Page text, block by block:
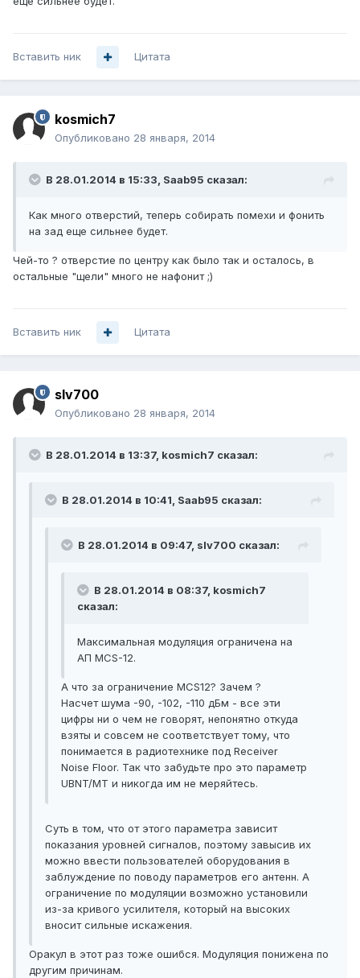
Вставить ник Цитата
kosmich7
Опубликовано 28 января, 2014
В 28.01.2014 в 15:33, Saab95 сказал:
Как много отверстий, теперь собирать помехи и фонить
на зад еще сильнее будет.
Чей-то ? отверстие по центру как было так и осталось, в
остальные "щели" много не нафонит ;)
Вставить ник Цитата
slv700
Опубликовано 28 января, 2014
В 28.01.2014 в 13:37, kosmich7 сказал:
В 28.01.2014 в 10:41, Saab95 сказал:
В 28.01.2014 в 09:47, slv700 сказал:
В 28.01.2014 в 08:37, kosmich7
сказал:
Максимальная модуляция ограничена на
АП MCS-12.
А что за ограничение MCS12? Зачем ?
Насчет шума -90, -102, -110 дБм - все эти
цифры ни о чем не говорят, непонятно откуда
взяты и совсем не соответствует тому, что
понимается в радиотехнике под Receiver
Noise Floor. Так что забудьте про это параметр
UBNT/MT и никогда им не меряйтесь.
Суть в том, что от этого параметра зависит
показания уровней сигналов, поэтому завысив их
можно ввести пользователей оборудования в
заблуждение по поводу параметров его антенн. А
ограничение по модуляции возможно установили
из-за кривого усилителя, который на высоких
вносит сильные искажения.
Оракул в этот раз тоже ошибся. Модуляция понижена по
другим причинам.